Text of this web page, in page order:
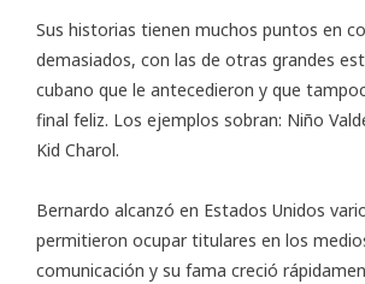
Sus historias tienen muchos puntos en
demasiados, con las de otras grandes
cubano que le antecedieron y que
final feliz. Los ejemplos sobran: Niño
Kid Charol.
Bernardo alcanzó en Estados Unidos
permitieron ocupar titulares en los
comunicación y su fama creció